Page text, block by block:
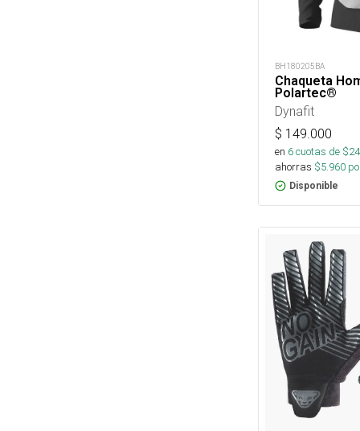
BH180205BA
Chaqueta
Polartec®
Dynafit
$ 149.000
en 6cuotas de $
ahorras $5.960
Disponible